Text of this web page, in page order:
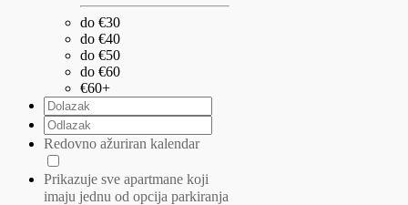
do €30
do €40
do €50
do €60
€60+
Redovno ažuriran kalendar
Prikazuje sve apartmane koji
imaju jednu od opcija parkiranja